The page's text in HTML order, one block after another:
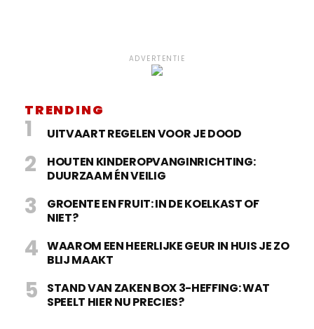
ADVERTENTIE
TRENDING
UITVAART REGELEN VOOR JE DOOD
HOUTEN KINDEROPVANGINRICHTING:
DUURZAAM ÉN VEILIG
GROENTE EN FRUIT: IN DE KOELKAST OF
NIET?
WAAROM EEN HEERLIJKE GEUR IN HUIS JE ZO
BLIJ MAAKT
STAND VAN ZAKEN BOX 3-HEFFING: WAT
SPEELT HIER NU PRECIES?